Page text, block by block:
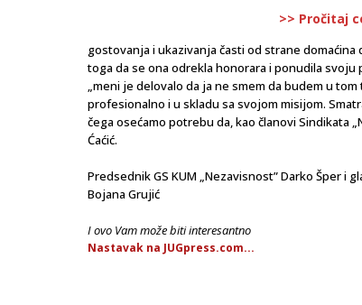
>> Pročitaj
gostovanja i ukazivanja časti od strane
toga da se ona odrekla honorara i ponudila svoju
„meni je delovalo da ja ne smem da budem u
profesionalno i u skladu sa svojom misijom.
čega osećamo potrebu da, kao članovi Sindikata
Ćaćić.
Predsednik GS KUM „Nezavisnost” Darko Šper i
Bojana Grujić
I ovo Vam može biti interesantno
Nastavak na JUGpress.com...